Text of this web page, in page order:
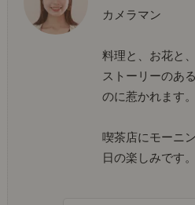
カメラマン
料理と、お花と
ストーリーのあ
のに惹かれます。
喫茶店にモーニ
日の楽しみです。